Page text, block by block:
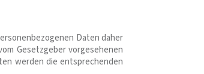
Daten daher
Gesetzgeber vorgesehenen
werden die entsprechenden